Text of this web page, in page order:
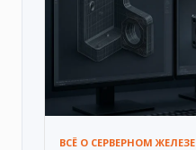
ВСЁ О СЕРВЕРНОМ ЖЕЛЕЗЕ